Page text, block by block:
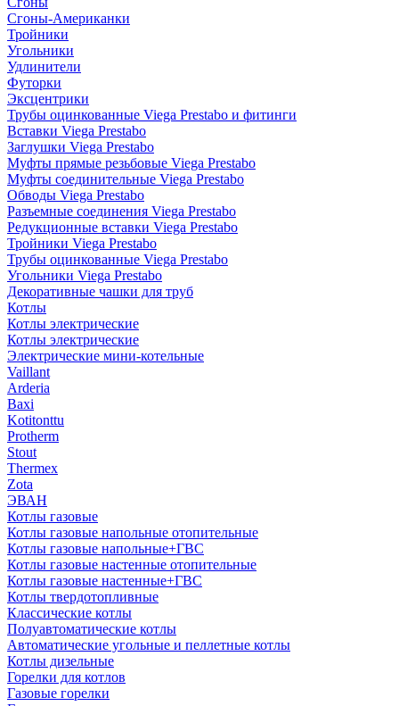
Сгоны-Американки
Тройники
Угольники
Удлинители
Футорки
Эксцентрики
Трубы оцинкованные Viega Prestabo и фитинги
Вставки Viega Prestabo
Заглушки Viega Prestabo
Муфты прямые резьбовые Viega Prestabo
Муфты соединительные Viega Prestabo
Обводы Viega Prestabo
Разъемные соединения Viega Prestabo
Редукционные вставки Viega Prestabo
Тройники Viega Prestabo
Трубы оцинкованные Viega Prestabo
Угольники Viega Prestabo
Декоративные чашки для труб
Котлы
Котлы электрические
Котлы электрические
Электрические мини-котельные
Vaillant
Arderia
Baxi
Kotitonttu
Protherm
Stout
Thermex
Zota
ЭВАН
Котлы газовые
Котлы газовые напольные отопительные
Котлы газовые напольные+ГВС
Котлы газовые настенные отопительные
Котлы газовые настенные+ГВС
Котлы твердотопливные
Классические котлы
Полуавтоматические котлы
Автоматические угольные и пеллетные котлы
Котлы дизельные
Горелки для котлов
Газовые горелки